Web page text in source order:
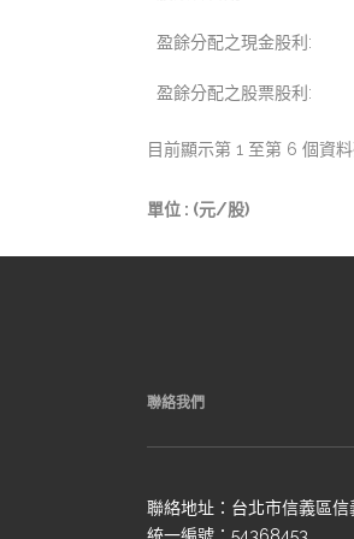
盈餘分配之現金股利:
盈餘分配之股票股利:
目前顯示第 1 至第 6 個資
單位 : (元/股)
聯絡我們
聯絡地址：台北市信義區信